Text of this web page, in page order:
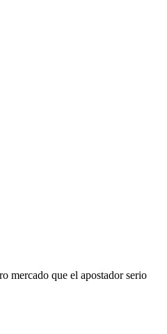
mercado que el apostador serio